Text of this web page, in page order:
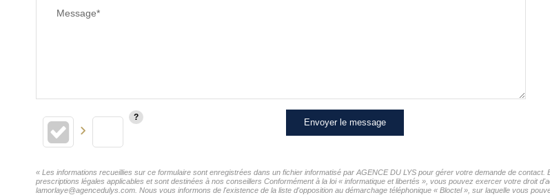
Message*
Envoyer le message
« Les informations recueillies sur ce formulaire sont enregistrées dans un fichier informatisé par AGENCE DU LYS pour gérer votre demande de
prescriptions légales applicables et sont destinées à nos conseillers Conformément à la loi « informatique et libertés », vous pouvez exercer votre droit
lamorlaye@agencedulys.com. Nous vous informons de l'existence de la liste d'opposition au démarchage téléphonique « Bloctel », sur laquelle vous